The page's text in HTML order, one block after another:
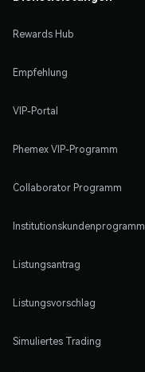
Rewards Hub
Empfehlung
VIP-Portal
Phemex VIP-Programm
Collaborator Programm
Institutionskundenprogramm
Listungsantrag
Listungsvorschlag
Simuliertes Trading